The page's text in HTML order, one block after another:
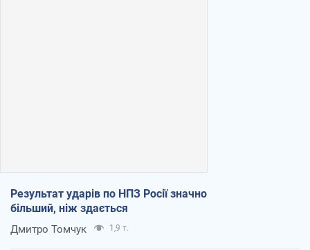
Результат ударів по НПЗ Росії значно
більший, ніж здається
Дмитро Томчук 1,9 т.